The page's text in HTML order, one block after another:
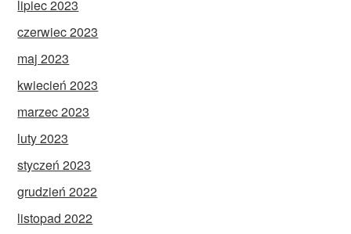
lipiec 2023
czerwiec 2023
maj 2023
kwiecień 2023
marzec 2023
luty 2023
styczeń 2023
grudzień 2022
listopad 2022